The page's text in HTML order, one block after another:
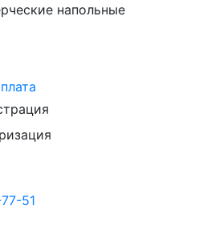
напольные
51